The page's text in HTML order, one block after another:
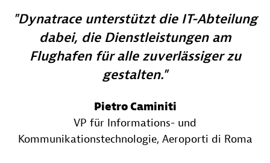
Dynatrace unterstützt die IT-Abteilung
dabei, die Dienstleistungen am
Flughafen für alle zuverlässiger zu
gestalten.
Pietro Caminiti
VP für Informations- und
Kommunikationstechnologie, Aeroporti di Roma